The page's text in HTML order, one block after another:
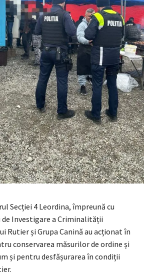
Secției 4 Leordina, împreună cu
Investigare a Criminalității
Rutier și Grupa Canină au acționat în
conservarea măsurilor de ordine și
și pentru desfășurarea în condiții